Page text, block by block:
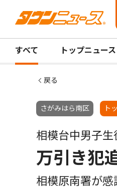
すべて トップニュース
戻る
さがみはら南区 ト
相模台中男子生
万引き犯
相模原南署が感